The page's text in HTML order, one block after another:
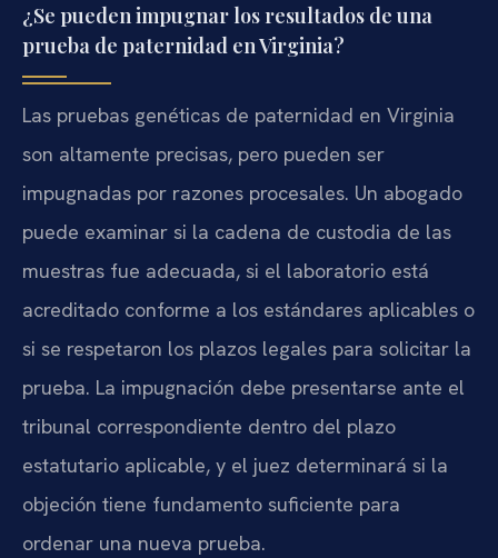
¿Se pueden impugnar los resultados de una
prueba de paternidad en Virginia?
Las pruebas genéticas de paternidad en Virginia
son altamente precisas, pero pueden ser
impugnadas por razones procesales. Un abogado
puede examinar si la cadena de custodia de las
muestras fue adecuada, si el laboratorio está
acreditado conforme a los estándares aplicables o
si se respetaron los plazos legales para solicitar la
prueba. La impugnación debe presentarse ante el
tribunal correspondiente dentro del plazo
estatutario aplicable, y el juez determinará si la
objeción tiene fundamento suficiente para
ordenar una nueva prueba.